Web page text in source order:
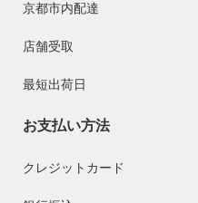
京都市内配達
店舗受取
最短出荷日
お支払い方法
クレジットカード